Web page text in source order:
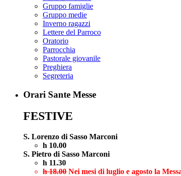
Gruppo famiglie
Gruppo medie
Inverno ragazzi
Lettere del Parroco
Oratorio
Parrocchia
Pastorale giovanile
Preghiera
Segreteria
Orari Sante Messe
FESTIVE
S. Lorenzo di Sasso Marconi
h 10.00
S. Pietro di Sasso Marconi
h 11.30
h 18.00 Nei mesi di luglio e agosto la